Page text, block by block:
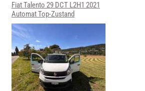
Fiat Talento 29 DCT L2H1 2021
Automat Top-Zustand